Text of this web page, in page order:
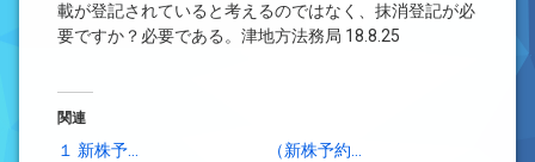
司法書士資格者・受験生募集中
載が登記されていると考えるのではなく、抹消登記が必
要ですか？必要である。津地方法務局 18.8.25
関連
１ 新株予…
（新株予約…